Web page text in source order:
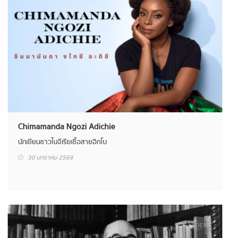
Chimamanda Ngozi Adichie
นักเขียนชาวไนจีเรียเชื้อสายอิกโบ
30 มกราคม 2569